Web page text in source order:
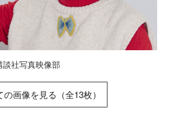
社写真映像部
の画像を見る（全13枚）